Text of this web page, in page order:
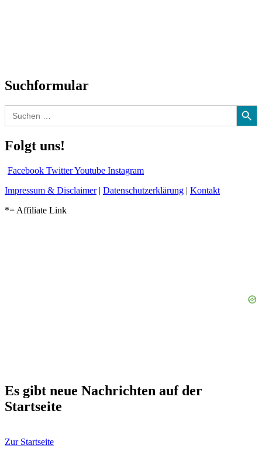
Suchformular
Search
for:
Search Button
Folgt uns!
Facebook TwitterYoutube Instagram
Impressum & Disclaimer| Datenschutzerklärung | Kontakt
*= Affiliate Link
Es gibt neue Nachrichten auf der
Startseite
Zur Startseite